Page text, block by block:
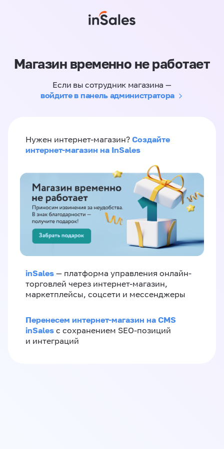
Магазин временно не работает
Если вы сотрудник магазина —
войдите в панель администратора
Нужен интернет-магазин? Создайте
интернет-магазин на InSales
inSales — платформа управления онлайн-
торговлей через интернет-магазин,
маркетплейсы, соцсети и мессенджеры
Перенесем интернет-магазин на CMS
inSales с сохранением SEO-позиций
и интеграций